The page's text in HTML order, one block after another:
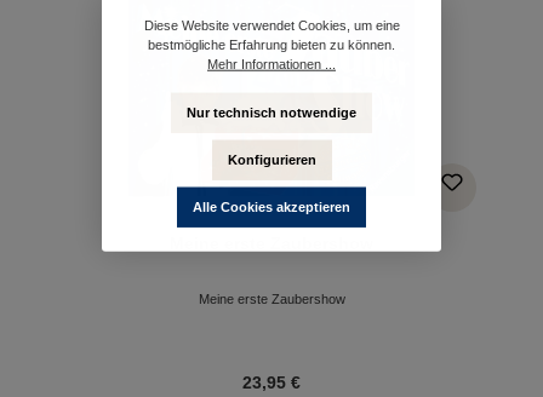
Meine erste Zaubershow
23,95 €
Diese Website verwendet Cookies, um eine
bestmögliche Erfahrung bieten zu können.
Mehr Informationen ...
Nur technisch notwendige
Konfigurieren
Alle Cookies akzeptieren